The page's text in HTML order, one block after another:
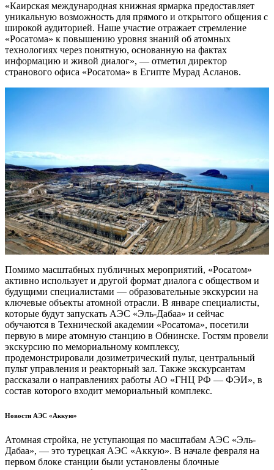
«Каирская международная книжная ярмарка предоставляет
уникальную возможность для прямого и открытого общения с
широкой аудиторией. Наше участие отражает стремление
«Росатома» к повышению уровня знаний об атомных
технологиях через понятную, основанную на фактах
информацию и живой диалог», — отметил директор
странового офиса «Росатома» в Египте Мурад Асланов.
Помимо масштабных публичных мероприятий, «Росатом»
активно использует и другой формат диалога с обществом и
будущими специалистами — образовательные экскурсии на
ключевые объекты атомной отрасли. В январе специалисты,
которые будут запускать АЭС «Эль-Дабаа» и сейчас
обучаются в Технической академии «Росатома», посетили
первую в мире атомную станцию в Обнинске. Гостям провели
экскурсию по мемориальному комплексу,
продемонстрировали дозиметрический пульт, центральный
пульт управления и реакторный зал. Также экскурсантам
рассказали о направлениях работы АО «ГНЦ РФ — ФЭИ», в
состав которого входит мемориальный комплекс.
Новости АЭС «Аккую»
Атомная стройка, не уступающая по масштабам АЭС «Эль-
Дабаа», — это турецкая АЭС «Аккую». В начале февраля на
первом блоке станции были установлены блочные